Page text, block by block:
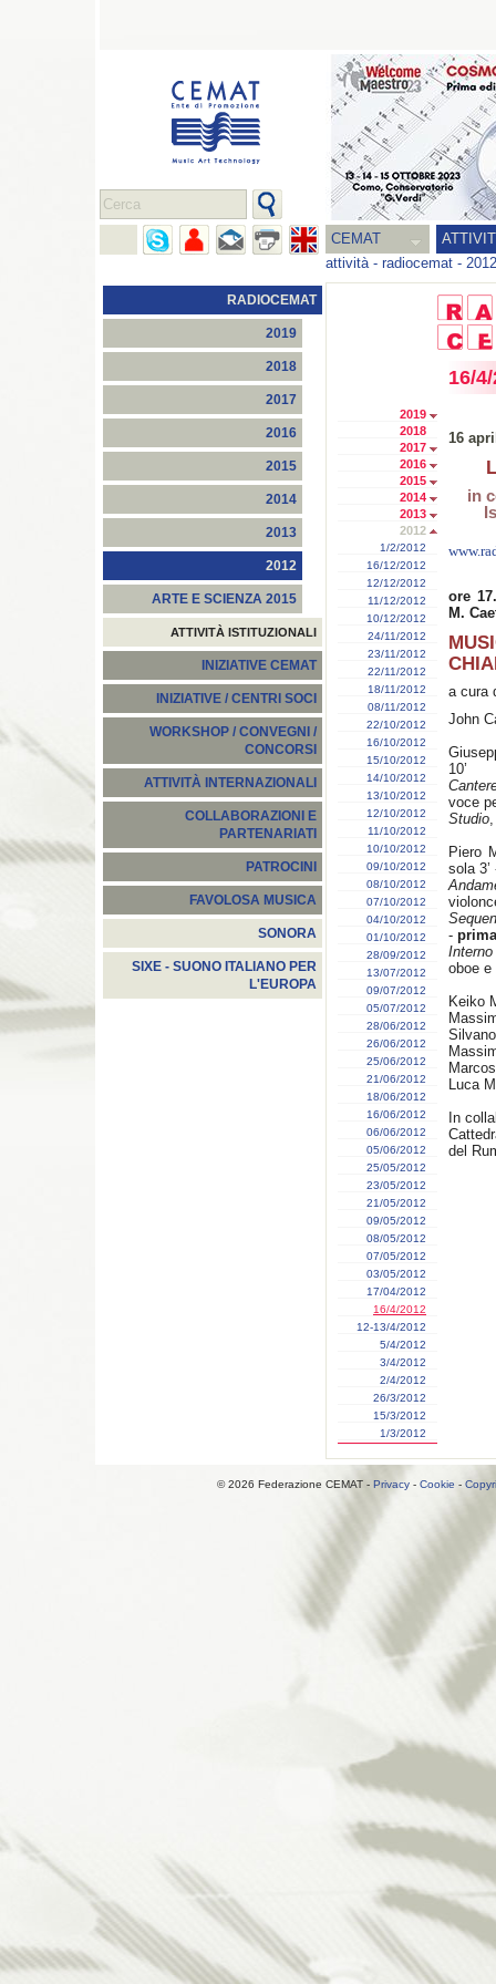
CEMAT
attività- radiocemat - 2012
RADIOCEMAT
2019
2018
2017
2016
2015
2014
2013
2012
ARTE E SCIENZA 2015
ATTIVITÀ ISTITUZIONALI
INIZIATIVE CEMAT
INIZIATIVE / CENTRI SOCI
WORKSHOP / CONVEGNI /
CONCORSI
ATTIVITÀ INTERNAZIONALI
COLLABORAZIONI E
PARTENARIATI
PATROCINI
FAVOLOSA MUSICA
SONORA
SIXE - SUONO ITALIANO PER
L'EUROPA
2019
2018
2017
2016
2015
2014
2013
2012
1/2/2012
16/12/2012
12/12/2012
11/12/2012
10/12/2012
24/11/2012
23/11/2012
22/11/2012
18/11/2012
08/11/2012
22/10/2012
16/10/2012
15/10/2012
14/10/2012
13/10/2012
12/10/2012
11/10/2012
10/10/2012
09/10/2012
08/10/2012
07/10/2012
04/10/2012
01/10/2012
28/09/2012
13/07/2012
09/07/2012
05/07/2012
28/06/2012
26/06/2012
25/06/2012
21/06/2012
18/06/2012
16/06/2012
06/06/2012
05/06/2012
25/05/2012
23/05/2012
21/05/2012
09/05/2012
08/05/2012
07/05/2012
03/05/2012
17/04/2012
16/4/2012
12-13/4/2012
5/4/2012
3/4/2012
2/4/2012
26/3/2012
15/3/2012
1/3/2012
16/
16
in
ore
M.
a cura
John
10’
voce
Studio
Piero
sola
-
oboe e
Keiko
Luca
In
del
© 2026 Federazione CEMAT - Privacy- Cookie -